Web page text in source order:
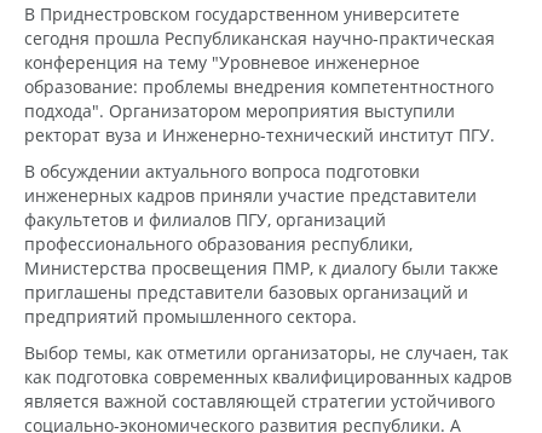
В Приднестровском государственном университете
сегодня прошла Республиканская научно-практическая
конференция на тему "Уровневое инженерное
образование: проблемы внедрения компетентностного
подхода". Организатором мероприятия выступили
ректорат вуза и Инженерно-технический институт ПГУ.
В обсуждении актуального вопроса подготовки
инженерных кадров приняли участие представители
факультетов и филиалов ПГУ, организаций
профессионального образования республики,
Министерства просвещения ПМР, к диалогу были также
приглашены представители базовых организаций и
предприятий промышленного сектора.
Выбор темы, как отметили организаторы, не случаен, так
как подготовка современных квалифицированных кадров
является важной составляющей стратегии устойчивого
социально-экономического развития республики. А